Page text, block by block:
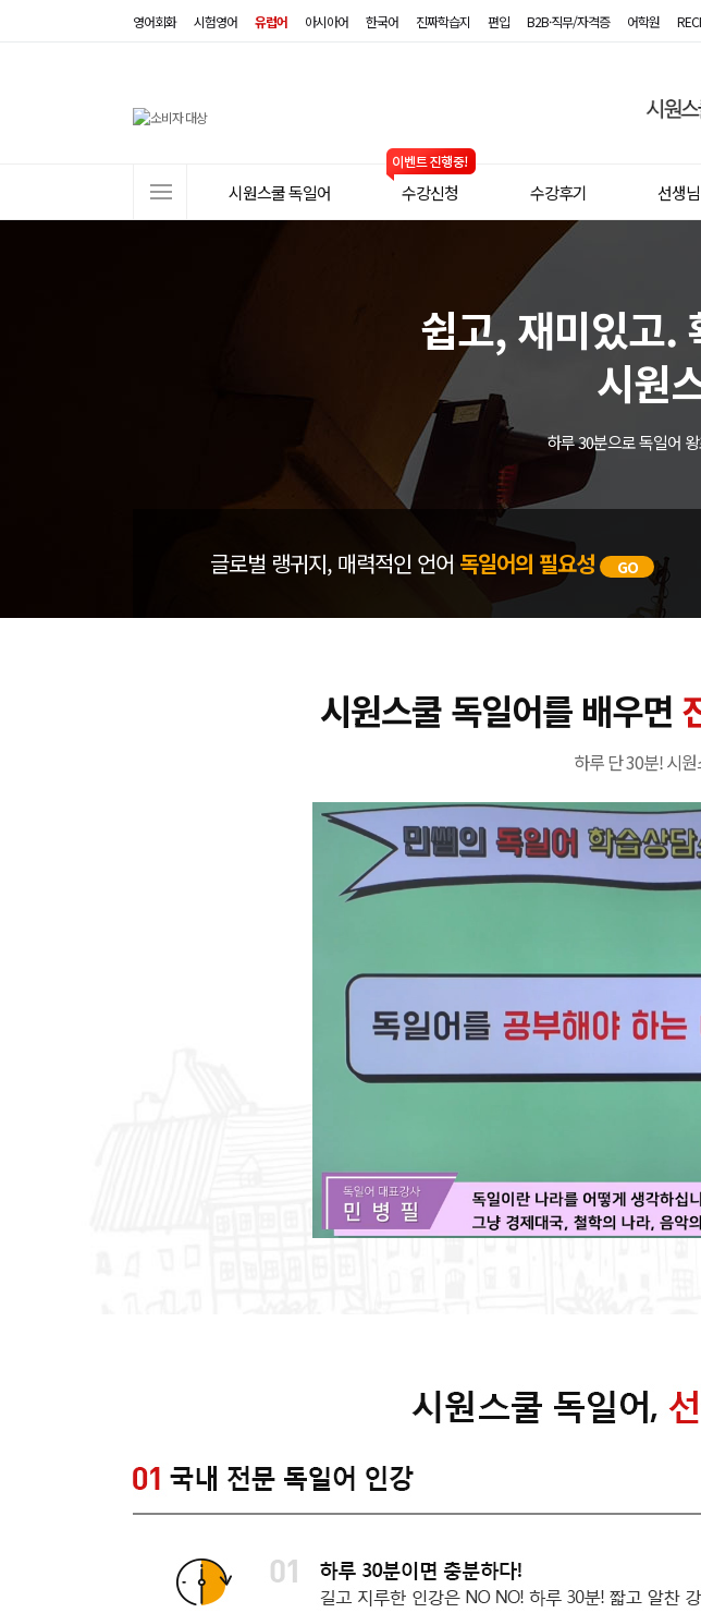
영어회화 시험영어 유럽어 아시아어 한국어 진짜학습지 편입 B2B·직무/자격증 어학원
어
시원스쿨 독일어 수강신청 수강후기 선생
쉽고, 재미있고.
시원
하루 30분으로 독일어
글로벌 랭귀지, 매력적인 언어 독일어의 필요성 GO
시원스쿨 독일어를 배우면
하루 단 30분! 시